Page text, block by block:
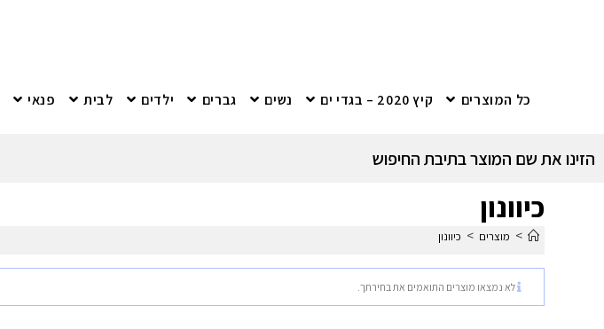
כל המוצרים קיץ 2020 – בגדי ים נשים גברים ילדים לבית פנאי
הזינו את שם המוצר בתיבת החיפוש
כיוונון
> מוצרים > כיוונון
לא נמצאו מוצרים התואמים את בחירתך.